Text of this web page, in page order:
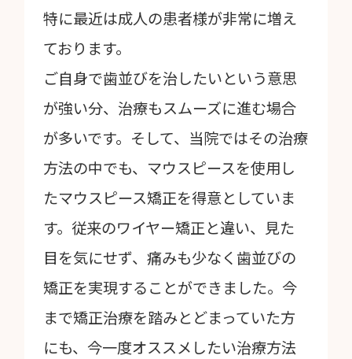
特に最近は成人の患者様が非常に増え
ております。
ご自身で歯並びを治したいという意思
が強い分、治療もスムーズに進む場合
が多いです。そして、当院ではその治療
方法の中でも、マウスピースを使用し
たマウスピース矯正を得意としていま
す。従来のワイヤー矯正と違い、見た
目を気にせず、痛みも少なく歯並びの
矯正を実現することができました。今
まで矯正治療を踏みとどまっていた方
にも、今一度オススメしたい治療方法